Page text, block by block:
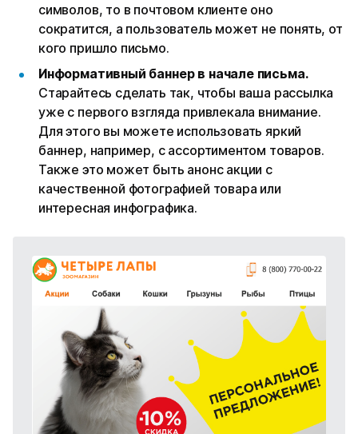
символов, то в почтовом клиенте оно
сократится, а пользователь может не понять, от
кого пришло письмо.
Информативный баннер в начале письма.
Старайтесь сделать так, чтобы ваша рассылка
уже с первого взгляда привлекала внимание.
Для этого вы можете использовать яркий
баннер, например, с ассортиментом товаров.
Также это может быть анонс акции с
качественной фотографией товара или
интересная инфографика.